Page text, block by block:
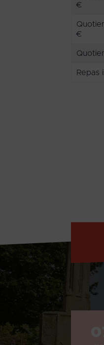
€
€
Repas